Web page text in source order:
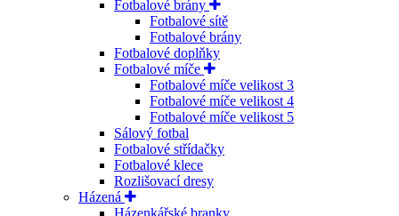
Fotbalové brány
Fotbalové sítě
Fotbalové brány
Fotbalové doplňky
Fotbalové míče
Fotbalové míče velikost 3
Fotbalové míče velikost 4
Fotbalové míče velikost 5
Sálový fotbal
Fotbalové střídačky
Fotbalové klece
Rozlišovací dresy
Házená
Házenkářské branky